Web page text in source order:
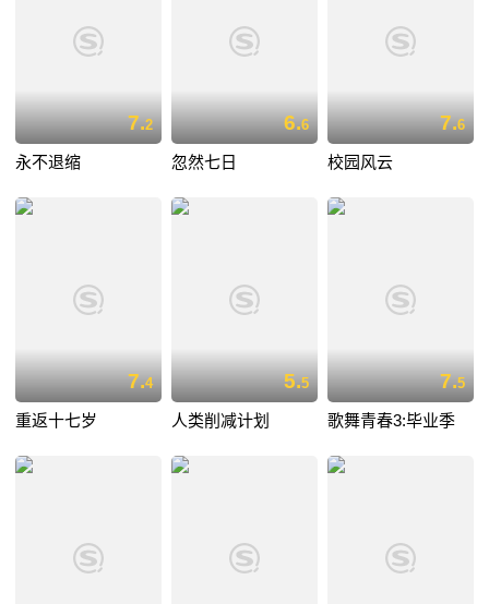
7.2
永不退缩
6.6
忽然七日
7.6
校园风云
7.4
重返十七岁
5.5
人类削减计划
7.5
歌舞青春3:毕业季